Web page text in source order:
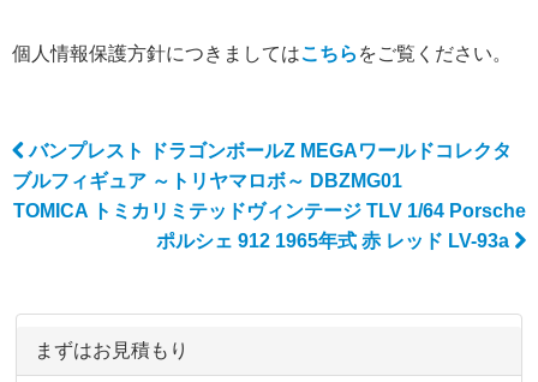
個人情報保護方針につきましてはこちら をご覧ください。
Post navigation
バンプレスト ドラゴンボールZ MEGAワールドコレクタ
ブルフィギュア ～トリヤマロボ～ DBZMG01
TOMICA トミカリミテッドヴィンテージ TLV 1/64 Porsche
ポルシェ 912 1965年式 赤 レッド LV-93a
まずはお見積もり